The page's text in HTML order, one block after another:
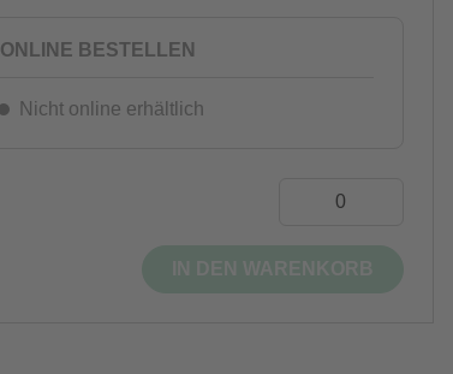
ONLINE BESTELLEN
Nicht online erhältlich